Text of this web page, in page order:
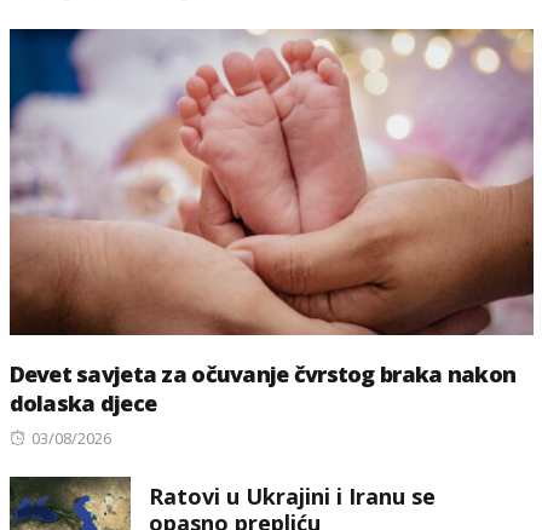
Devet savjeta za očuvanje čvrstog braka nakon
dolaska djece
Posted
03/08/2026
Ratovi u Ukrajini i Iranu se
opasno prepliću